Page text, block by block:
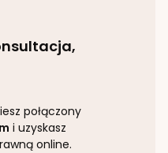
połączony
i uzyskasz
online.